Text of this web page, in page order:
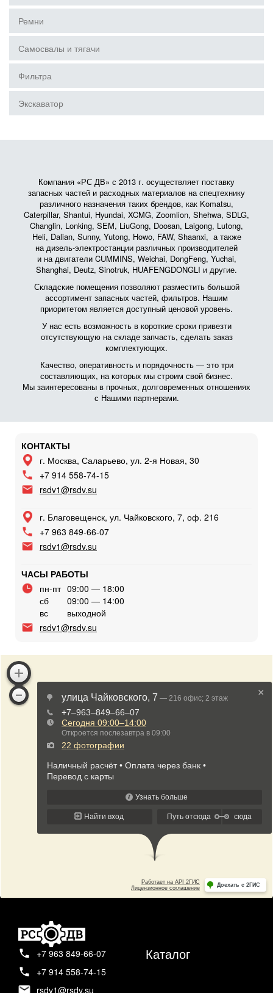
Ремни
Самосвалы и тягачи
Фильтра
Экскаватор
Компания «РС ДВ» с 2013 г. осуществляет поставку
запасных частей и расходных материалов на спецтехнику
различного назначения таких брендов, как Komatsu,
Caterpillar, Shantui, Hyundai, XCMG, Zoomlion, Shehwa, SDLG,
Changlin, Lonking, SEM, LiuGong, Doosan, Laigong, Lutong,
Heli, Dalian, Sunny, Yutong, Howo, FAW, Shaanxi, а также
на дизель-электростанции различных производителей
и на двигатели CUMMINS, Weichai, DongFeng, Yuchai,
Shanghai, Deutz, Sinotruk, HUAFENGDONGLI и другие.
Складские помещения позволяют разместить большой
ассортимент запасных частей, фильтров. Нашим
приоритетом является доступный ценовой уровень.
У нас есть возможность в короткие сроки привезти
отсутствующую на складе запчасть, сделать заказ
комплектующих.
Качество, оперативность и порядочность — это три
составляющих, на которых мы строим свой бизнес.
Мы заинтересованы в прочных, долговременных отношениях
с Нашими партнерами.
КОНТАКТЫ
г. Москва, Саларьево, ул. 2-я Новая, 30
+7 914 558-74-15
rsdv1@rsdv.su
г. Благовещенск, ул. Чайковского, 7, оф. 216
+7 963 849-66-07
rsdv1@rsdv.su
ЧАСЫ РАБОТЫ
пн-пт 09:00 — 18:00
сб
09:00 — 14:00
вс
выходной
rsdv1@rsdv.su
+7 963 849-66-07
+7 914 558-74-15
rsdv1@rsdv.su
Каталог